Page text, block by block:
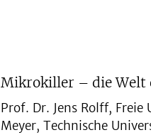
Mikrokiller – die Welt
Prof. Dr. Jens Rolff,
Meyer, Technische